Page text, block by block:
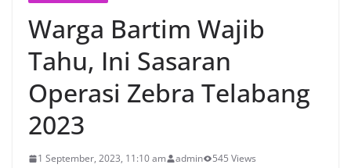
Warga Bartim Wajib
Tahu, Ini Sasaran
Operasi Zebra Telabang
2023
1 September, 2023, 11:10 am admin 545 Views